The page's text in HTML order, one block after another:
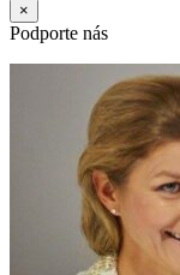
×
Podporte nás